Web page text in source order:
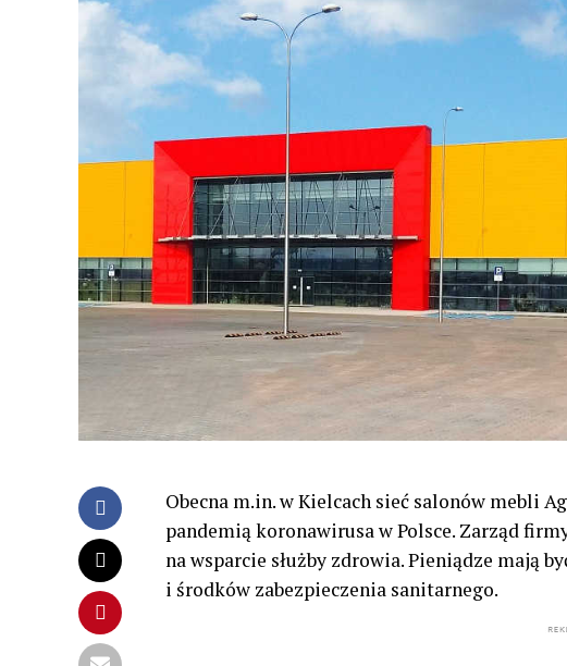
Obecna m.in. w Kielcach sieć salonów mebli
pandemią koronawirusa w Polsce. Zarząd
na wsparcie służby zdrowia. Pieniądze mają
i środków zabezpieczenia sanitarnego.